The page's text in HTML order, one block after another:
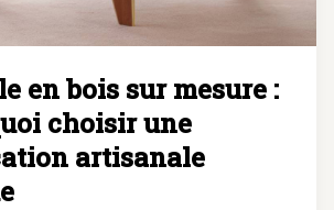
en bois sur mesure :
choisir une
artisanale